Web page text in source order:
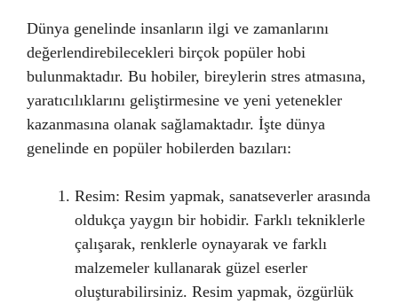
Dünya genelinde insanların ilgi ve zamanlarını
değerlendirebilecekleri birçok popüler hobi
bulunmaktadır. Bu hobiler, bireylerin stres atmasına,
yaratıcılıklarını geliştirmesine ve yeni yetenekler
kazanmasına olanak sağlamaktadır. İşte dünya
genelinde en popüler hobilerden bazıları:
Resim: Resim yapmak, sanatseverler arasında
oldukça yaygın bir hobidir. Farklı tekniklerle
çalışarak, renklerle oynayarak ve farklı
malzemeler kullanarak güzel eserler
oluşturabilirsiniz. Resim yapmak, özgürlük